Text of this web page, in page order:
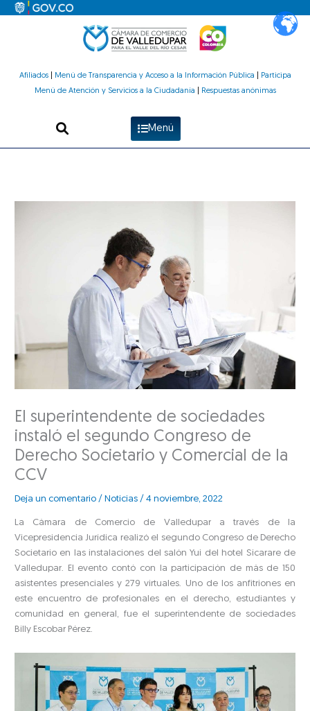
Afiliados| Menú de Transparencia y Acceso a la Información Pública
Participa
Menú de Atención y Servicios a la Ciudadanía
Respuestas anónimas
Menú
El superintendente de sociedades
instaló el segundo Congreso de
Derecho Societario y Comercial de la
CCV
Deja un comentario / Noticias /4 noviembre, 2022
La Cámara de Comercio de Valledupar a través de la
Vicepresidencia Jurídica realizó el segundo Congreso de Derecho
Societario en las instalaciones del salón Yui del hotel Sicarare de
Valledupar. El evento contó con la participación de más de 150
asistentes presenciales y 279 virtuales. Uno de los anfitriones en
este encuentro de profesionales en el derecho, estudiantes y
comunidad en general, fue el superintendente de sociedades
Billy Escobar Pérez.